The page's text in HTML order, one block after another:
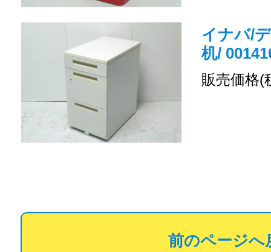
イナバ/
机/
販売価格(
前のページへ